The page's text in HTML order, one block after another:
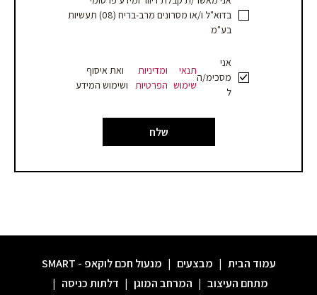
בדוא"ל ו/או מסרונים מרב-בריח (08) תעשיות
בע"מ
אני
מסכימ/ה
ל
תנאי
שימוש
ומדיניות
הפרטיות
ואת איסוף
ושימוש המידע
שלח
עמוד הבית | מבצעים | מנעול חכם לוקאפ - SMART
מתחם העיצוב | המרחב המוגן | דלתות כניסה |